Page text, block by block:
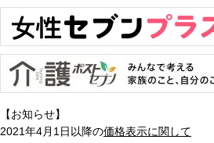
【お知らせ】
2021年4月1日以降の価格表示に関して